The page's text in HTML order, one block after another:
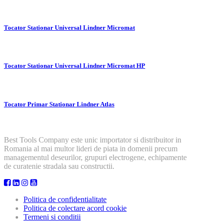
Tocator Stationar Universal Lindner Micromat
Tocator Stationar Universal Lindner Micromat HP
Tocator Primar Stationar Lindner Atlas
Best Tools Company este unic importator si distribuitor in
Romania al mai multor lideri de piata in domenii precum
managementul deseurilor, grupuri electrogene, echipamente
de curatenie stradala sau constructii.
Politica de confidentialitate
Politica de colectare acord cookie
Termeni si conditii